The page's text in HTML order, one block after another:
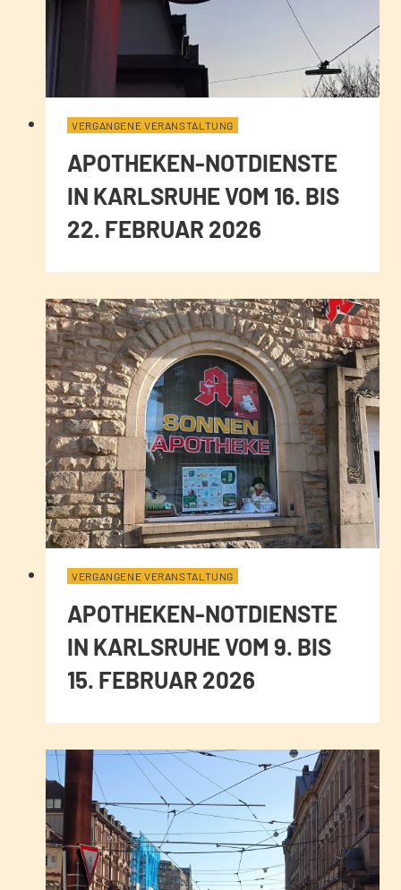
VERGANGENE VERANSTALTUNG
APOTHEKEN-NOTDIENSTE
IN KARLSRUHE VOM 16. BIS
22. FEBRUAR 2026
VERGANGENE VERANSTALTUNG
APOTHEKEN-NOTDIENSTE
IN KARLSRUHE VOM 9. BIS
15. FEBRUAR 2026